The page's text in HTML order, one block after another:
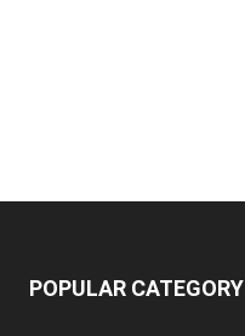
POPULAR CATEGORY